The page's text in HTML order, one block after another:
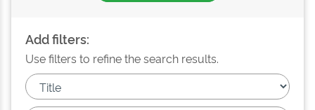
Add filters:
Use filters to refine the search results.